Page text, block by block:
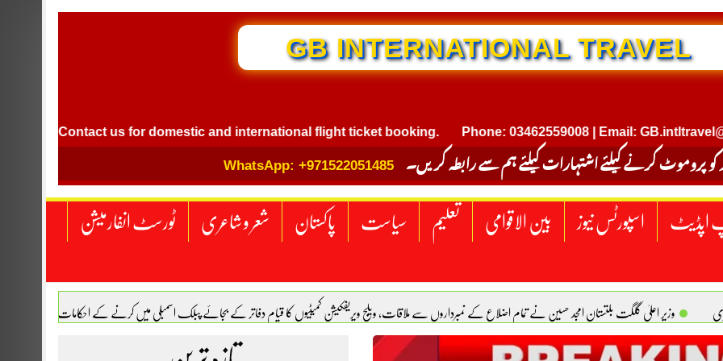
GB INTERNATIONAL TRAVEL
Contact us for domestic and international flight ticket booking. Phone: 03462559008 | Email:
کو پروموٹ کرنے کیلئے اشتہارات کیلئے ہم سے رابطہ کریں۔ WhatsApp: +971522051485
اپڈیٹ اسپورٹس نیوز بین الاقوامی تعلیم سیاست پاکستان شعر و شاعری ٹورسٹ انفارمیشن
وزیر اعلیٰ گلگت بلتستان امجد حسین نے تمام اضلاع کے نمبرداروں سے ملاقات، ویلج ویریفکیشن کمیٹیوں کا قیام دفاتر کے بجائے پبلک اسمبلی میں کرنے کے احکامات
زنا آسان کیوں؟ بتول فاطمہ ایک ملک پر حملہ تینوں پر حملہ تصور کیا جائیگا، سعودیہ، پاکستان اور ترکیہ کے درمیان دفاعی معاہدہ ہوگیا